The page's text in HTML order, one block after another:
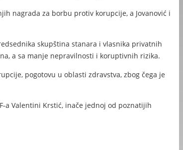
nagrada za borbu protiv korupcije, a Jovanović i
skupština stanara i vlasnika privatnih
a sa manje nepravilnosti i koruptivnih rizika.
pogotovu u oblasti zdravstva, zbog čega je
a Valentini Krstić, inače jednoj od poznatijih